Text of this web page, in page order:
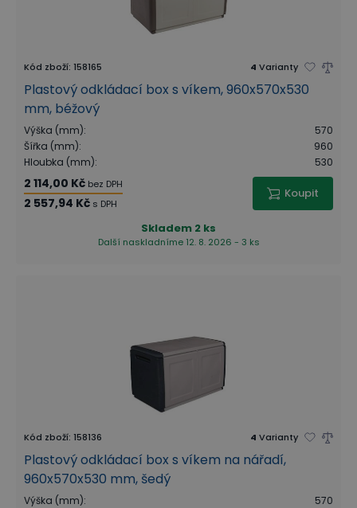
Kód zboží: 158165 4 Varianty
Plastový odkládací box s víkem, 960x570x530
mm, béžový
Výška (mm):
570
Šířka (mm):
960
Hloubka (mm): 530
2 114,00 Kč bez DPH
2 557,94 Kč s DPH
Koupit
Skladem 2 ks
Další naskladníme 12. 8. 2026 - 3 ks
Kód zboží: 158136 4 Varianty
Plastový odkládací box s víkem na nářadí,
960x570x530 mm, šedý
Výška (mm):
570